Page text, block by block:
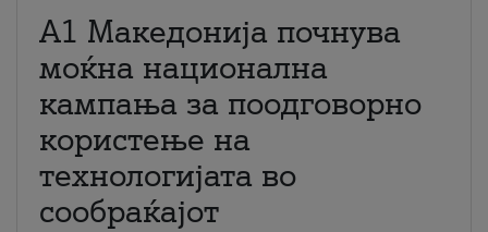
A1 Македонија почнува
моќна национална
кампања за поодговорно
користење на
технологијата во
сообраќајот